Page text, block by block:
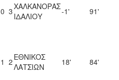
0 3ΧΑΛΚΑΝΟΡΑΣ
ΙΔΑΛΙΟΥ
-1' 91'
1 2 ΕΘΝΙΚΟΣ
ΛΑΤΣΙΩΝ
18' 84'